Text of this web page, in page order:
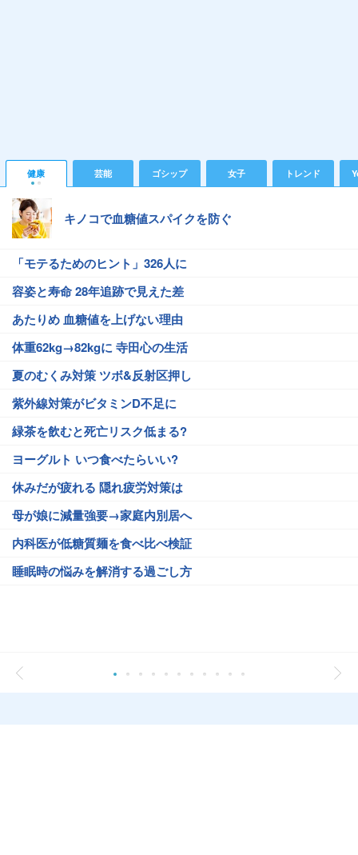
健康 芸能 ゴシップ 女子 トレンド
キノコで血糖値スパイクを防ぐ
「モテるためのヒント」326人に
容姿と寿命 28年追跡で見えた差
あたりめ 血糖値を上げない理由
体重62kg→82kgに 寺田心の生活
夏のむくみ対策 ツボ&反射区押し
紫外線対策がビタミンD不足に
緑茶を飲むと死亡リスク低まる?
ヨーグルト いつ食べたらいい?
休みだが疲れる 隠れ疲労対策は
母が娘に減量強要→家庭内別居へ
内科医が低糖質麺を食べ比べ検証
睡眠時の悩みを解消する過ごし方